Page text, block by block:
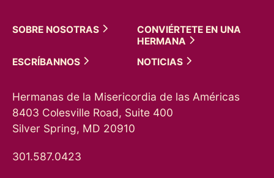
SOBRE NOSOTRAS
CONVIÉRTETE EN UNA
HERMANA
ESCRÍBANNOS
NOTICIAS
Hermanas de la Misericordia de las Américas
8403 Colesville Road, Suite 400
Silver Spring, MD 20910
301.587.0423